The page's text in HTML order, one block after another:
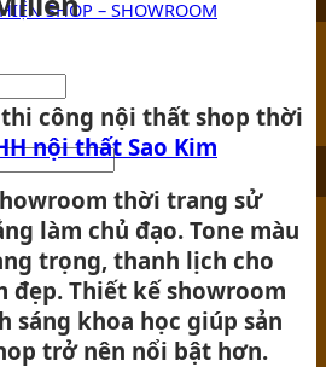
SHOP – SHOWROOM
công nội thất shop thời
nội thất Sao Kim
thời trang sử
làm chủ đạo. Tone màu
trọng, thanh lịch cho
đẹp. Thiết kế showroom
sáng khoa học giúp sản
trở nên nổi bật hơn.